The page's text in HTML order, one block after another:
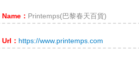
： Printemps(巴黎春天百貨)
： https://www.printemps.com